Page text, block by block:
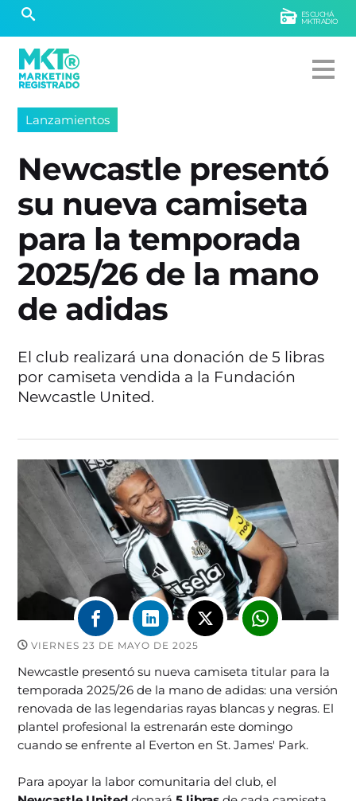
ESCUCHÁ
MKTRADIO
Lanzamientos
Newcastle presentó
su nueva camiseta
para la temporada
2025/26 de la mano
de adidas
El club realizará una donación de 5 libras
por camiseta vendida a la Fundación
Newcastle United.
VIERNES 23 DE MAYO DE 2025
Newcastle presentó su nueva camiseta titular para la
temporada 2025/26 de la mano de adidas: una versión
renovada de las legendarias rayas blancas y negras. El
plantel profesional la estrenarán este domingo
cuando se enfrente al Everton en St. James' Park.
Para apoyar la labor comunitaria del club, el